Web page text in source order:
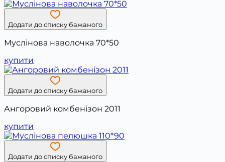
Додати до списку бажаного
Муслінова наволочка 70*50
купити
Додати до списку бажаного
Ангоровий комбенізон 2011
купити
Додати до списку бажаного